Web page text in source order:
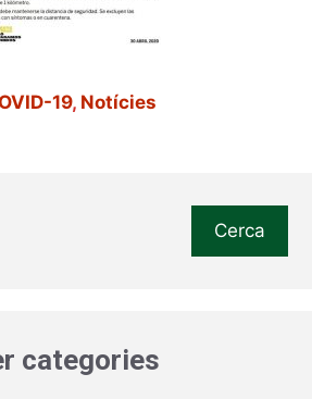
19, Notícies
Cerca
categories